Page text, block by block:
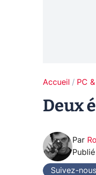
Accueil PC
Deux
Par
Suivez-nous